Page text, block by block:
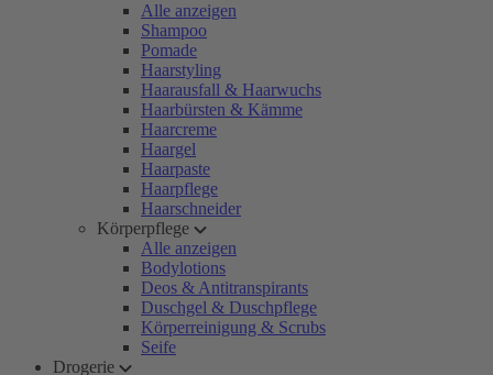
Alle anzeigen
Shampoo
Pomade
Haarstyling
Haarausfall & Haarwuchs
Haarbürsten & Kämme
Haarcreme
Haargel
Haarpaste
Haarpflege
Haarschneider
Körperpflege
Alle anzeigen
Bodylotions
Deos & Antitranspirants
Duschgel & Duschpflege
Körperreinigung & Scrubs
Seife
Drogerie